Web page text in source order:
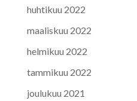
huhtikuu 2022
maaliskuu 2022
helmikuu 2022
tammikuu 2022
joulukuu 2021